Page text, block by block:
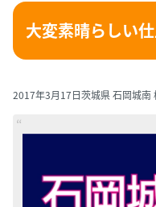
大変素晴らしい
2017年3月17日茨城県 石岡城